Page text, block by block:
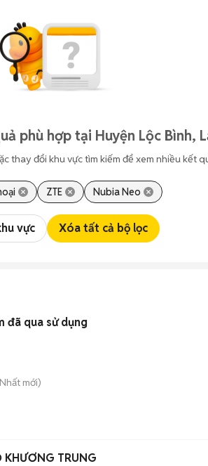
phù hợp tại Huyện Lộc Bình,
thay đổi khu vực tìm kiếm để xem nhiều kết
ZTE Nubia Neo
vực Xóa tất cả bộ lọc
đã qua sử dụng
mới)
KHƯƠNG TRUNG